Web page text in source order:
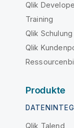
Qlik
Training
Qlik Schulung
Qlik
Produkte
Qlik Talend